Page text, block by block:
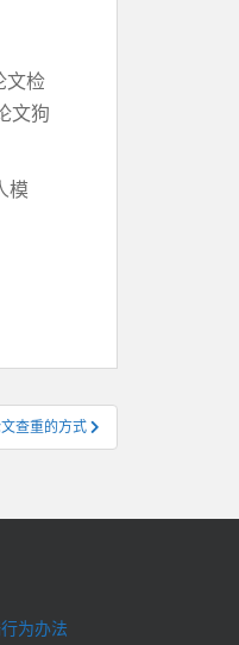
文检
文狗
模
查重的方式
为办法